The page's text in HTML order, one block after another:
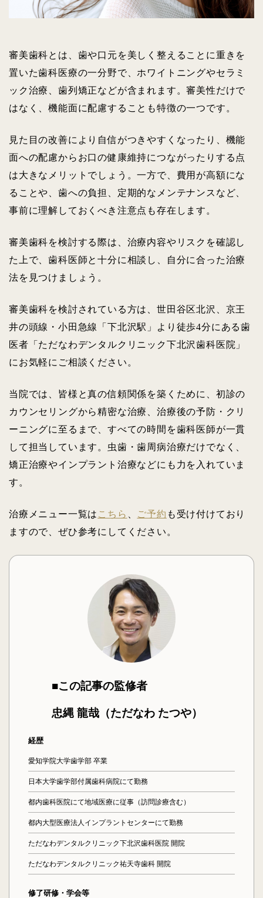
審美歯科とは、歯や口元を美しく整えることに重きを
置いた歯科医療の一分野で、ホワイトニングやセラミ
ック治療、歯列矯正などが含まれます。審美性だけで
はなく、機能面に配慮することも特徴の一つです。
見た目の改善により自信がつきやすくなったり、機能
面への配慮からお口の健康維持につながったりする点
は大きなメリットでしょう。一方で、費用が高額にな
ることや、歯への負担、定期的なメンテナンスなど、
事前に理解しておくべき注意点も存在します。
審美歯科を検討する際は、治療内容やリスクを確認し
た上で、歯科医師と十分に相談し、自分に合った治療
法を見つけましょう。
審美歯科を検討されている方は、世田谷区北沢、京王
井の頭線・小田急線「下北沢駅」より徒歩4分にある歯
医者「ただなわデンタルクリニック下北沢歯科医院」
にお気軽にご相談ください。
当院では、皆様と真の信頼関係を築くために、初診の
カウンセリングから精密な治療、治療後の予防・クリ
ーニングに至るまで、すべての時間を歯科医師が一貫
して担当しています。虫歯・歯周病治療だけでなく、
矯正治療やインプラント治療などにも力を入れていま
す。
治療メニュー一覧は こちら ご予約 も受け付けており
ますので、ぜひ参考にしてください。
■この記事の監修者
忠縄 龍哉（ただなわ たつや）
経歴
愛知学院大学歯学部 卒業
日本大学歯学部付属歯科病院にて勤務
都内歯科医院にて地域医療に従事（訪問診療含む）
都内大型医療法人インプラントセンターにて勤務
ただなわデンタルクリニック下北沢歯科医院 開院
ただなわデンタルクリニック祐天寺歯科 開院
修了研修・学会等